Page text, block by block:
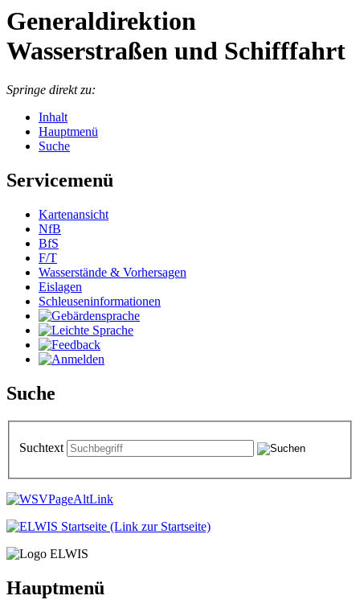
Generaldirektion
Wasserstraßen und Schifffahrt
Springe direkt zu:
Inhalt
Hauptmenü
Suche
Servicemenü
Kar­ten­an­sicht
NfB
BfS
F/T
Was­ser­stän­de & Vor­her­sa­gen
Eis­la­gen
Schleu­sen­in­for­ma­tio­nen
Suche
Suchtext
Hauptmenü